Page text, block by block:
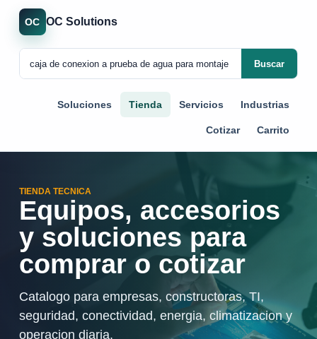
OC OC Solutions
Buscar
Soluciones Tienda Servicios Industrias
Cotizar Carrito
TIENDA TECNICA
Equipos, accesorios
y soluciones para
comprar o cotizar
Catalogo para empresas, constructoras, TI,
seguridad, conectividad, energia, climatizacion y
operacion diaria.